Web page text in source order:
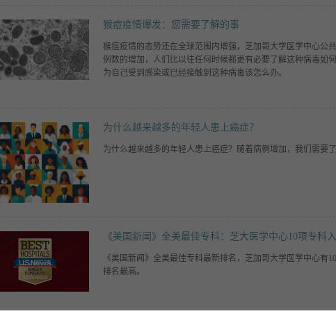
猴痘疫情爆发：您需要了解的事
猴痘疫情的态势还在全球范围内增强，芝加哥大学医学中心公
例数的增加，人们比以往任何时候都更有必要了解这种病毒如
为自己受到感染或已经接触到这种病毒该怎么办。
为什么越来越多的年轻人患上癌症？
为什么越来越多的年轻人患上癌症？随着病例增加，我们需要
《美国新闻》全美最佳专科：芝大医学中心10项专科
《美国新闻》全美最佳专科最新排名，芝加哥大学医学中心有
排名最高。